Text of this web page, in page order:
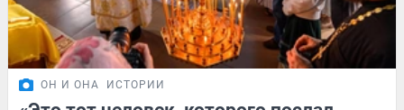
ОН И ОНА ИСТОРИИ